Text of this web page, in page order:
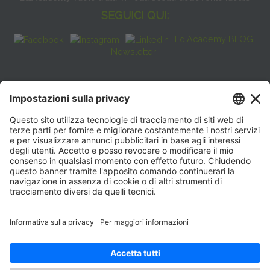
SEGUICI QUI:
EdiAcademy BLOG
Newsletter
FAQ
CONTATTI
EdiAcademy
Sede operativa: V.le E. Forlanini, 21 - 20134, Milano
(+39)0270211274
E-mail:formazione@eenet.it
Sede legale: V.le E. Forlanini, 21 - 20134, Milano
ORARI SEGRETERIA
Lunedì—Giovedì: 08:30–17:30
Venerdì: 08:30–16:00